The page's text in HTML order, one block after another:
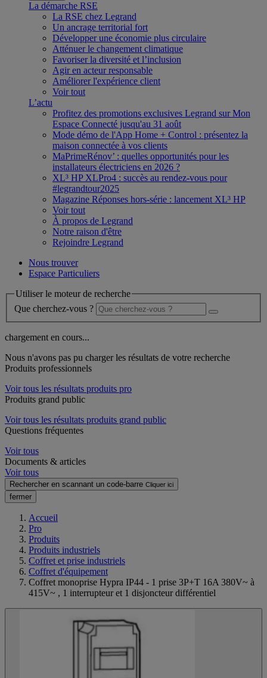
La démarche RSE
La RSE chez Legrand
Un ancrage territorial fort
Développer une économie plus circulaire
Atténuer le changement climatique
Favoriser la diversité et l’inclusion
Agir en acteur responsable
Améliorer l'expérience client
Voir tout
L’actu
Profitez des promotions exclusives Legrand sur Mon
Espace Connecté jusqu'au 31 août
Mode démo de l'App Home + Control : présentez la
maison connectée à vos clients
MaPrimeRénov’ : quelles opportunités pour les
installateurs électriciens en 2026 ?
XL³ HP XLPro4 : succès au rendez-vous pour
#legrandtour2025
Magazine Réponses hors-série : lancement XL³ HP
Voir tout
À propos de Legrand
Notre raison d'être
Rejoindre Legrand
Nous trouver
Espace Particuliers
Utiliser le moteur de recherche
Que cherchez-vous ?
chargement en cours...
Nous n'avons pas pu charger les résultats de votre recherche
Produits professionnels
Voir tous les résultats produits pro
Produits grand public
Voir tous les résultats produits grand public
Questions fréquentes
Voir tous
Documents & articles
Voir tous
Rechercher en scannant un code-barre Cliquer ici
fermer
Accueil
Pro
Produits
Produits industriels
Coffret et prise industriels
Coffret d'équipement
Coffret monoprise Hypra IP44 - 1 prise 3P+T 16A 380V~ à
415V~ , 1 interrupteur et 1 disjoncteur différentiel